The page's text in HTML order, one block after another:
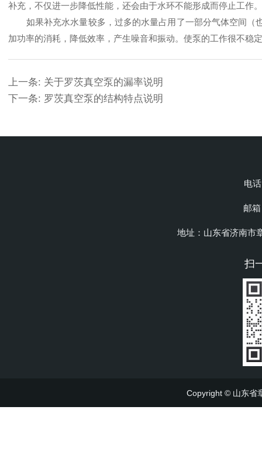
补充，不仅进一步降低性能，还会由于水环不能形成而停止工作。
如果补充水水量较多，过多的水量占用了一部分气体空间
加功率的消耗，降低效率，产生噪音和振动。使泵的工作很不稳
上一条: 关于罗茨真空泵的漏率说明
下一条: 罗茨真空泵的结构特点说明
电
邮
地址：山东省济南市
扫
Copyright © 山东省